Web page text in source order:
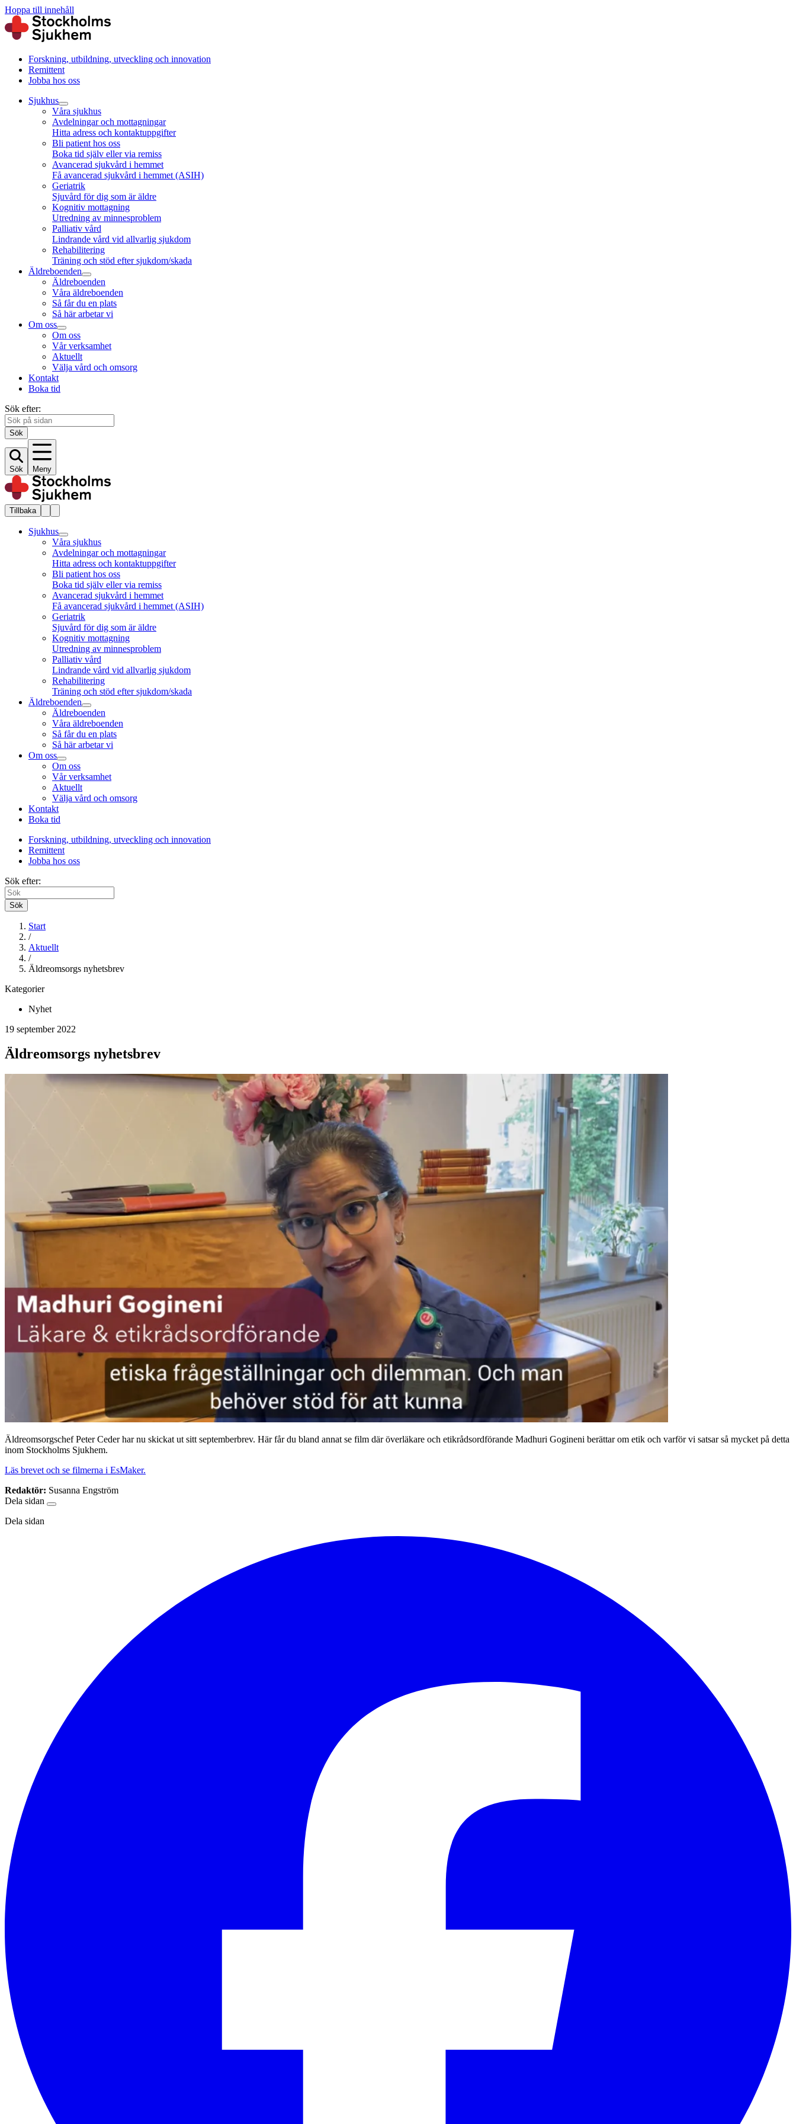
Hoppa till innehåll
Forskning, utbildning, utveckling och innovation
Remittent
Jobba hos oss
Sjukhus
Våra sjukhus
Avdelningar och mottagningar
Hitta adress och kontaktuppgifter
Bli patient hos oss
Boka tid själv eller via remiss
Avancerad sjukvård i hemmet
Få avancerad sjukvård i hemmet (ASIH)
Geriatrik
Sjuvård för dig som är äldre
Kognitiv mottagning
Utredning av minnesproblem
Palliativ vård
Lindrande vård vid allvarlig sjukdom
Rehabilitering
Träning och stöd efter sjukdom/skada
Äldreboenden
Äldreboenden
Våra äldreboenden
Så får du en plats
Så här arbetar vi
Om oss
Om oss
Vår verksamhet
Aktuellt
Välja vård och omsorg
Kontakt
Boka tid
Sök efter:
Sök
Sök Meny
Tillbaka
Sjukhus
Våra sjukhus
Avdelningar och mottagningar
Hitta adress och kontaktuppgifter
Bli patient hos oss
Boka tid själv eller via remiss
Avancerad sjukvård i hemmet
Få avancerad sjukvård i hemmet (ASIH)
Geriatrik
Sjuvård för dig som är äldre
Kognitiv mottagning
Utredning av minnesproblem
Palliativ vård
Lindrande vård vid allvarlig sjukdom
Rehabilitering
Träning och stöd efter sjukdom/skada
Äldreboenden
Äldreboenden
Våra äldreboenden
Så får du en plats
Så här arbetar vi
Om oss
Om oss
Vår verksamhet
Aktuellt
Välja vård och omsorg
Kontakt
Boka tid
Forskning, utbildning, utveckling och innovation
Remittent
Jobba hos oss
Sök efter:
Sök
Start
/
Aktuellt
/
Äldreomsorgs nyhetsbrev
Kategorier
Nyhet
19 september 2022
Äldreomsorgs nyhetsbrev
Äldreomsorgschef Peter Ceder har nu skickat ut sitt septemberbrev. Här får du bland annat se film där överläkare och etikrådsordförande Madhuri Gogineni berättar om etik och varför vi satsar så mycket på detta
inom Stockholms Sjukhem.
Läs brevet och se filmerna i EsMaker.
Redaktör: Susanna Engström
Dela sidan
Dela sidan